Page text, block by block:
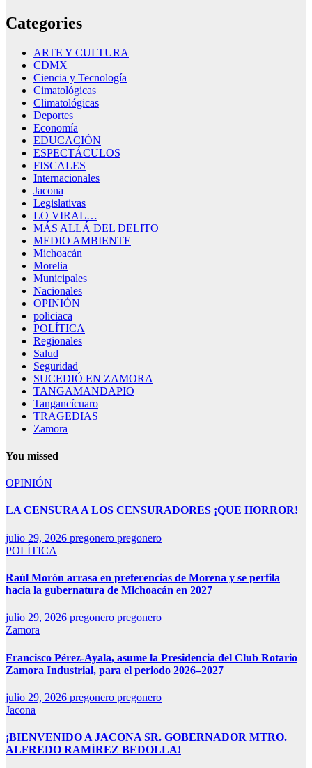
Categories
ARTE Y CULTURA
CDMX
Ciencia y Tecnología
Cimatológicas
Climatológicas
Deportes
Economía
EDUCACIÓN
ESPECTÁCULOS
FISCALES
Internacionales
Jacona
Legislativas
LO VIRAL…
MÁS ALLÁ DEL DELITO
MEDIO AMBIENTE
Michoacán
Morelia
Municipales
Nacionales
OPINIÓN
policiaca
POLÍTICA
Regionales
Salud
Seguridad
SUCEDIÓ EN ZAMORA
TANGAMANDAPIO
Tangancícuaro
TRAGEDIAS
Zamora
You missed
OPINIÓN
LA CENSURA A LOS CENSURADORES ¡QUE HORROR!
julio 29, 2026 pregonero pregonero
POLÍTICA
Raúl Morón arrasa en preferencias de Morena y se perfila
hacia la gubernatura de Michoacán en 2027
julio 29, 2026 pregonero pregonero
Zamora
Francisco Pérez-Ayala, asume la Presidencia del Club Rotario
Zamora Industrial, para el periodo 2026–2027
julio 29, 2026 pregonero pregonero
Jacona
¡BIENVENIDO A JACONA SR. GOBERNADOR MTRO.
ALFREDO RAMÍREZ BEDOLLA!